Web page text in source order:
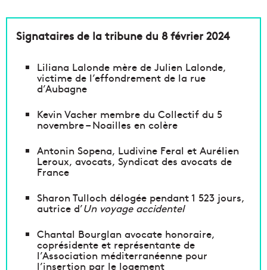
Signataires de la tribune du 8 février 2024
Liliana Lalonde mère de Julien Lalonde,
victime de l’effondrement de la rue
d’Aubagne
Kevin Vacher membre du Collectif du 5
novembre – Noailles en colère
Antonin Sopena, Ludivine Feral et Aurélien
Leroux, avocats, Syndicat des avocats de
France
Sharon Tulloch délogée pendant 1 523 jours,
autrice d’Un voyage accidentel
Chantal Bourglan avocate honoraire,
coprésidente et représentante de
l’Association méditerranéenne pour
l’insertion par le logement